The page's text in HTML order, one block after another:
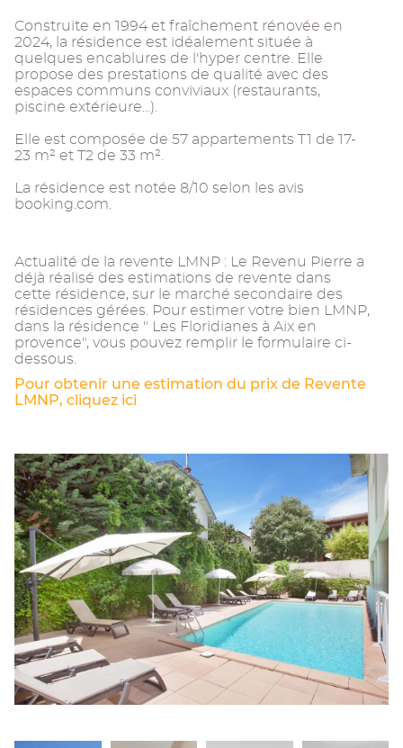
Construite en 1994 et fraîchement rénovée en
2024, la résidence est idéalement située à
quelques encablures de l'hyper centre. Elle
propose des prestations de qualité avec des
espaces communs conviviaux (restaurants,
piscine extérieure...).
Elle est composée de 57 appartements T1 de 17-
23 m² et T2 de 33 m².
La résidence est notée 8/10 selon les avis
booking.com.
Actualité de la revente LMNP : Le Revenu Pierre a
déjà réalisé des estimations de revente dans
cette résidence, sur le marché secondaire des
résidences gérées. Pour estimer votre bien LMNP,
dans la résidence " Les Floridianes à Aix en
provence", vous pouvez remplir le formulaire ci-
dessous.
Pour obtenir une estimation du prix de Revente
LMNP, cliquez ici